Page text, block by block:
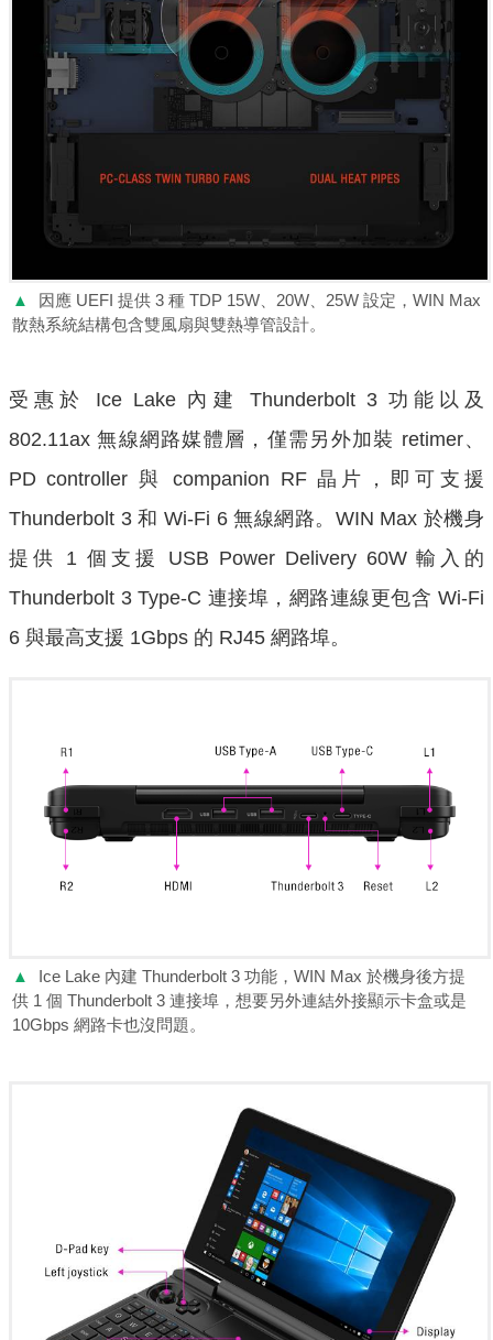
▲
因應 UEFI 提供 3 種 TDP 15W、20W、25W 設定，WIN Max
散熱系統結構包含雙風扇與雙熱導管設計。
受惠於 Ice Lake 內建 Thunderbolt 3 功能以及
802.11ax 無線網路媒體層，僅需另外加裝 retimer、
PD controller 與 companion RF 晶片，即可支援
Thunderbolt 3 和 Wi-Fi 6 無線網路。WIN Max 於機身
提供 1 個支援 USB Power Delivery 60W 輸入的
Thunderbolt 3 Type-C 連接埠，網路連線更包含 Wi-Fi
6 與最高支援 1Gbps 的 RJ45 網路埠。
▲
Ice Lake 內建 Thunderbolt 3 功能，WIN Max 於機身後方提
供 1 個 Thunderbolt 3 連接埠，想要另外連結外接顯示卡盒或是
10Gbps 網路卡也沒問題。